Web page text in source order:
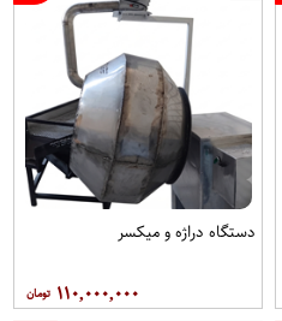
دستگاه دراژه و میکسر
۱۱۰,۰۰۰,۰۰۰